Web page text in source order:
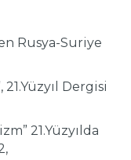
Rusya-Suriye
Dergisi
21.Yüzyılda